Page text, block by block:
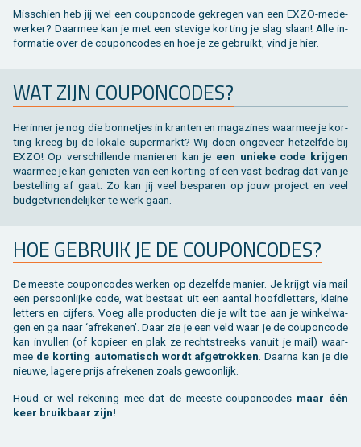
Mis­schien heb jij wel een cou­pon­co­de ge­kre­gen van een EXZO-me­de­
wer­ker? Daar­mee kan je met een ste­vi­ge kor­ting je slag slaan! Alle in­
for­ma­tie over de cou­pon­co­des en hoe je ze ge­bruikt, vind je hier.
WAT ZIJN COU­PON­CO­DES?
Her­in­ner je nog die bon­ne­tjes in kran­ten en ma­ga­zi­nes waar­mee je kor­
ting kreeg bij de lo­ka­le su­per­markt? Wij doen on­ge­veer het­zelf­de bij
EXZO! Op ver­schil­len­de ma­nie­ren kan je een unie­ke code krij­gen
waar­mee je kan ge­nie­ten van een kor­ting of een vast be­drag dat van je
be­stel­ling af gaat. Zo kan jij veel be­spa­ren op jouw pro­ject en veel
bud­get­vrien­de­lij­ker te werk gaan.
HOE GE­BRUIK JE DE COU­PON­CO­DES?
De mees­te cou­pon­co­des wer­ken op de­zelf­de ma­nier. Je krijgt via mail
een per­soon­lij­ke code, wat be­staat uit een aan­tal hoofd­let­ters, klei­ne
let­ters en cij­fers. Voeg alle pro­duc­ten die je wilt toe aan je win­kel­wa­
gen en ga naar ‘af­re­ke­nen’. Daar zie je een veld waar je de cou­pon­co­de
kan in­vul­len (of ko­pi­eer en plak ze recht­streeks van­uit je mail) waar­
mee de kor­ting au­to­ma­tisch wordt af­ge­trok­ken. Daar­na kan je die
nieu­we, la­ge­re prijs af­re­ke­nen zoals ge­woon­lijk.
Houd er wel re­ke­ning mee dat de mees­te cou­pon­co­des maar één
keer bruik­baar zijn!
Toebehoren tegels / bestrating
Bekijk alles van terras
Vierkante palen
Gleufpalen
Toebehoren
Bekijk alles van tuinafsluiting
Bekijk alles van bijgebouw
Toebehoren
Bekijk alles van constructie
Speeltuigen
Dierenverblijf
Onderhoudsproducten
Varia
Bekijk alles van tuininrichting